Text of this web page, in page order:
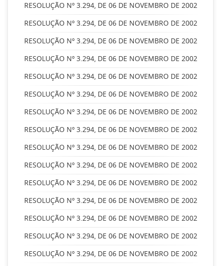
RESOLUÇÃO Nº 3.294, DE 06 DE NOVEMBRO DE 2002
RESOLUÇÃO Nº 3.294, DE 06 DE NOVEMBRO DE 2002
RESOLUÇÃO Nº 3.294, DE 06 DE NOVEMBRO DE 2002
RESOLUÇÃO Nº 3.294, DE 06 DE NOVEMBRO DE 2002
RESOLUÇÃO Nº 3.294, DE 06 DE NOVEMBRO DE 2002
RESOLUÇÃO Nº 3.294, DE 06 DE NOVEMBRO DE 2002
RESOLUÇÃO Nº 3.294, DE 06 DE NOVEMBRO DE 2002
RESOLUÇÃO Nº 3.294, DE 06 DE NOVEMBRO DE 2002
RESOLUÇÃO Nº 3.294, DE 06 DE NOVEMBRO DE 2002
RESOLUÇÃO Nº 3.294, DE 06 DE NOVEMBRO DE 2002
RESOLUÇÃO Nº 3.294, DE 06 DE NOVEMBRO DE 2002
RESOLUÇÃO Nº 3.294, DE 06 DE NOVEMBRO DE 2002
RESOLUÇÃO Nº 3.294, DE 06 DE NOVEMBRO DE 2002
RESOLUÇÃO Nº 3.294, DE 06 DE NOVEMBRO DE 2002
RESOLUÇÃO Nº 3.294, DE 06 DE NOVEMBRO DE 2002